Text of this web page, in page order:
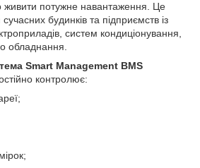
живити потужне навантаження. Це
будинків та підприємств із
систем кондиціонування,
обладнання.
Smart Management BMS
контролює: